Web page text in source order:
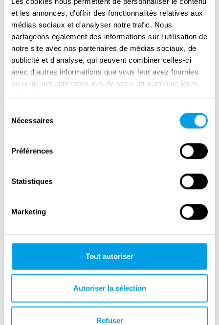
et les annonces, d'offrir des fonctionnalités relatives aux
médias sociaux et d'analyser notre trafic. Nous
partageons également des informations sur l'utilisation de
notre site avec nos partenaires de médias sociaux, de
publicité et d'analyse, qui peuvent combiner celles-ci
avec d'autres informations que vous leur avez fournies
ou qu'ils ont collectées lors de votre utilisation de leurs
Nécessaires
Préférences
Statistiques
Marketing
Tout autoriser
Autoriser la sélection
Refuser
Remembrance Day in Amsterdam